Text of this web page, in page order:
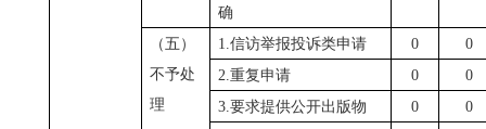
确
（五）
不予处
理
1.信访举报投诉类申请 0
0
2.重复申请
0
0
3.要求提供公开出版物
0
0